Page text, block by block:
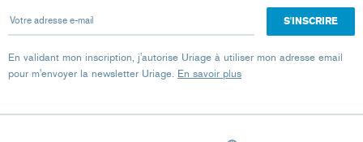
Votre adresse e-mail
En validant mon inscription, j'autorise Uriage à utiliser mon adresse email
pour m'envoyer la newsletter Uriage. En savoir plus